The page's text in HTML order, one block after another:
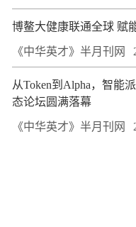
博鳌大健康联通全球 赋
《中华英才》半月刊网
从Token到Alpha，智能
态论坛圆满落幕
《中华英才》半月刊网